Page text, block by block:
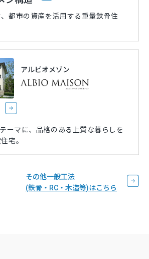
都市の資産を活用する重量鉄骨住
アルビオメゾン
ーマに、品格のある上質な暮らしを
宅。
その他一般工法
(鉄骨・RC・木造等)はこちら